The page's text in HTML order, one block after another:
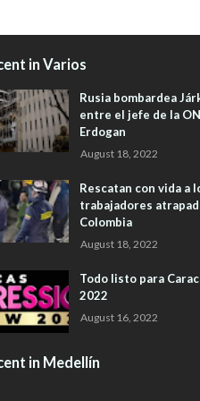
in Varios
Rusia bombardea
entre el jefe de la
Erdogan
August 18, 2022
Rescatan con vida a
trabajadores
Colombia
August 18, 2022
Todo listo para
2022
August 16, 2022
in Medellín